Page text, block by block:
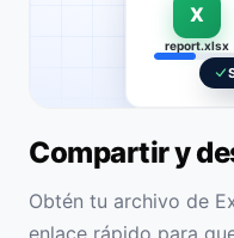
X
report.xlsx
Compartir y
Obtén tu archivo de
enlace rápido para